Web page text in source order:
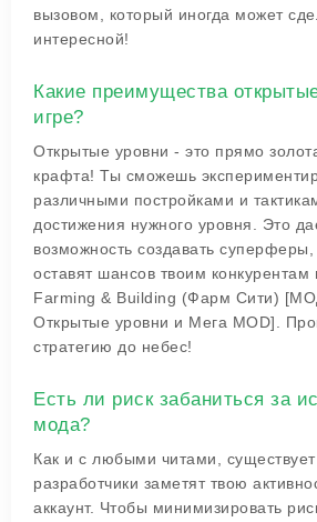
вызовом, который иногда может
интересной!
Какие преимущества
игре?
Открытые уровни - это прямо
крафта! Ты сможешь
различными постройками и
достижения нужного уровня. Это
возможность создавать
оставят шансов твоим конкурентам
Farming & Building (Фарм Сити)
Открытые уровни и Мега MOD].
стратегию до небес!
Есть ли риск забаниться за
мода?
Как и с любыми читами, существует
разработчики заметят твою
аккаунт. Чтобы минимизировать